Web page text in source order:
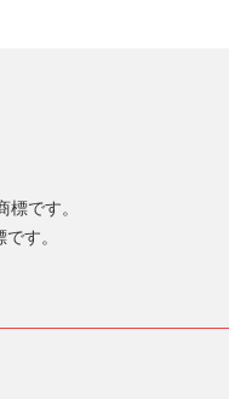
です。
す。